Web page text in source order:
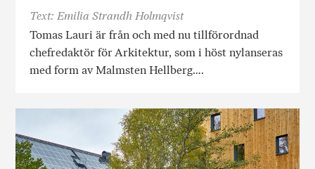
Text: Emilia Strandh Holmqvist
Tomas Lauri är från och med nu tillförordnad
chefredaktör för Arkitektur, som i höst nylanseras
med form av Malmsten Hellberg….